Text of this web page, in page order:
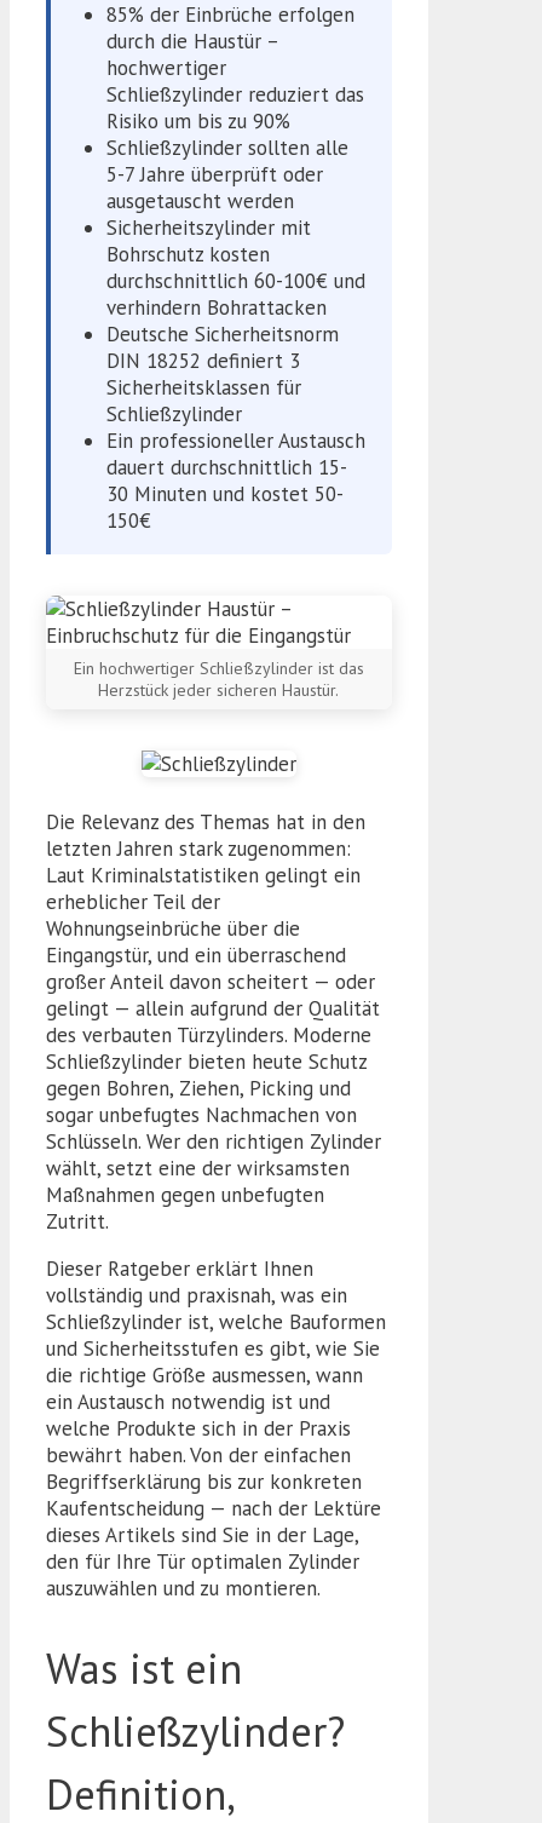
85% der Einbrüche erfolgen
durch die Haustür –
hochwertiger
Schließzylinder reduziert das
Risiko um bis zu 90%
Schließzylinder sollten alle
5-7 Jahre überprüft oder
ausgetauscht werden
Sicherheitszylinder mit
Bohrschutz kosten
durchschnittlich 60-100€ und
verhindern Bohrattacken
Deutsche Sicherheitsnorm
DIN 18252 definiert 3
Sicherheitsklassen für
Schließzylinder
Ein professioneller Austausch
dauert durchschnittlich 15-
30 Minuten und kostet 50-
150€
Ein hochwertiger Schließzylinder ist das
Herzstück jeder sicheren Haustür.
Die Relevanz des Themas hat in den
letzten Jahren stark zugenommen:
Laut Kriminalstatistiken gelingt ein
erheblicher Teil der
Wohnungseinbrüche über die
Eingangstür, und ein überraschend
großer Anteil davon scheitert — oder
gelingt — allein aufgrund der Qualität
des verbauten Türzylinders. Moderne
Schließzylinder bieten heute Schutz
gegen Bohren, Ziehen, Picking und
sogar unbefugtes Nachmachen von
Schlüsseln. Wer den richtigen Zylinder
wählt, setzt eine der wirksamsten
Maßnahmen gegen unbefugten
Zutritt.
Dieser Ratgeber erklärt Ihnen
vollständig und praxisnah, was ein
Schließzylinder ist, welche Bauformen
und Sicherheitsstufen es gibt, wie Sie
die richtige Größe ausmessen, wann
ein Austausch notwendig ist und
welche Produkte sich in der Praxis
bewährt haben. Von der einfachen
Begriffserklärung bis zur konkreten
Kaufentscheidung — nach der Lektüre
dieses Artikels sind Sie in der Lage,
den für Ihre Tür optimalen Zylinder
auszuwählen und zu montieren.
Was ist ein
Schließzylinder?
Definition,